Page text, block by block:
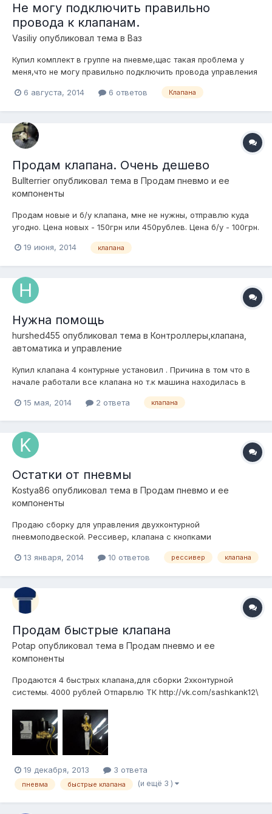
Не могу подключить правильно
провода к клапанам.
Vasiliy опубликовал тема в Ваз
Купил комплект в группе на пневме,щас такая проблема у
меня,что не могу правильно подключить провода управления
стойка или две вообще не поднимают,и бывает так что не
6 августа, 2014 6 ответов Клапана
Продам клапана. Очень дешево
Bullterrier опубликовал тема в Продам пневмо и ее
компоненты
Продам новые и б/у клапана, мне не нужны, отправлю куда
угодно. Цена новых - 150грн или 450рублев. Цена б/у - 100грн.
+38(063)247 68 02
19 июня, 2014 клапана
Нужна помощь
hurshed455 опубликовал тема в Контроллеры,клапана,
автоматика и управление
Купил клапана 4 контурные установил . Причина в том что в
начале работали все клапана но т.к машина находилась в
работает один контур т.е накачиваю ,а воздух не держит
менять клапан но не помо...
15 мая, 2014 2 ответа клапана
Остатки от пневмы
Kostya86 опубликовал тема в Продам пневмо и ее
компоненты
Продаю сборку для управления двухконтурной
пневмоподвеской. Рессивер, клапана с кнопками
увпавления, монометр, осушитель и датчик давления для
включения компрессора(8атм-вкл, 10атм-выкл). За все хочу
занимает не много места.
13 января, 2014 10 ответов рессивер клапана
Продам быстрые клапана
Potap опубликовал тема в Продам пневмо и ее
компоненты
Продаются 4 быстрых клапана,для сборки 2хконтурной
системы. 4000 рублей Отпарвлю ТК http://vk.com/sashkank12\
19 декабря, 2013 3 ответа
пневма быстрые клапана (и ещё 3 )